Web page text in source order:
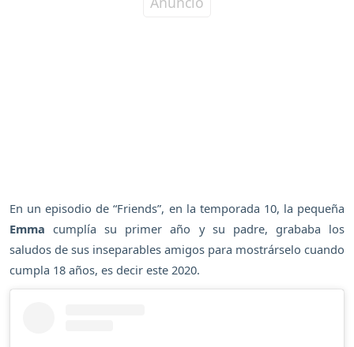
En un episodio de “Friends”, en la temporada 10, la pequeña
Emmacumplía su primer año y su padre, grababa los
saludos de sus inseparables amigos para mostrárselo cuando
cumpla 18 años, es decir este 2020.